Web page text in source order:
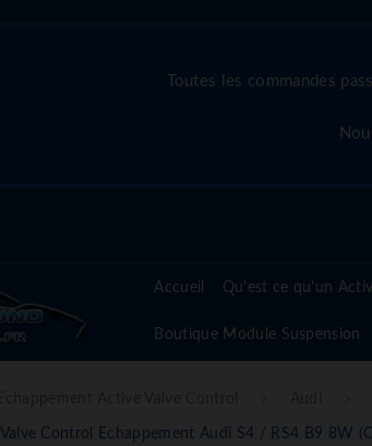
Toutes les commandes
Accueil Qu'est ce qu'un
Boutique Module Suspension
Control Echappement Audi S4 / RS4 B9 8W